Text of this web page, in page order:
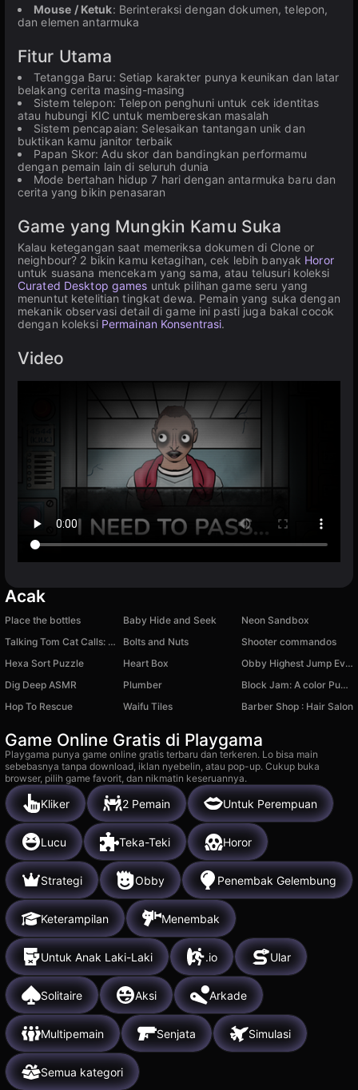
Mouse / Ketuk: Berinteraksi dengan dokumen, telepon,
dan elemen antarmuka
Fitur Utama
Tetangga Baru: Setiap karakter punya keunikan dan latar
belakang cerita masing-masing
Sistem telepon: Telepon penghuni untuk cek identitas
atau hubungi KIC untuk membereskan masalah
Sistem pencapaian: Selesaikan tantangan unik dan
buktikan kamu janitor terbaik
Papan Skor: Adu skor dan bandingkan performamu
dengan pemain lain di seluruh dunia
Mode bertahan hidup 7 hari dengan antarmuka baru dan
cerita yang bikin penasaran
Game yang Mungkin Kamu Suka
Kalau ketegangan saat memeriksa dokumen di Clone or
neighbour? 2 bikin kamu ketagihan, cek lebih banyak Horor
untuk suasana mencekam yang sama, atau telusuri koleksi
Curated Desktop games untuk pilihan game seru yang
menuntut ketelitian tingkat dewa. Pemain yang suka dengan
mekanik observasi detail di game ini pasti juga bakal cocok
dengan koleksi Permainan Konsentrasi.
Video
Acak
Place the bottles Baby Hide and Seek
Neon Sandbox
Talking Tom Cat Calls: Chat Prank, Video Call
Bolts and Nuts
Shooter commandos
Hexa Sort Puzzle
Heart Box
Obby Highest Jump Ever
Dig Deep ASMR
Plumber
Block Jam: A color Puzzle
Hop To Rescue
Waifu Tiles Barber Shop : Hair Salon
Game Online Gratis di Playgama
Playgama punya game online gratis terbaru dan terkeren. Lo bisa main
sebebasnya tanpa download, iklan nyebelin, atau pop-up. Cukup buka
browser, pilih game favorit, dan nikmatin keseruannya.
Kliker 2 Pemain Untuk Perempuan
Lucu Teka-Teki Horor
Strategi Obby Penembak Gelembung
Keterampilan Menembak
Untuk Anak Laki-Laki .io Ular
Solitaire Aksi Arkade
Multipemain Senjata Simulasi
Semua kategori